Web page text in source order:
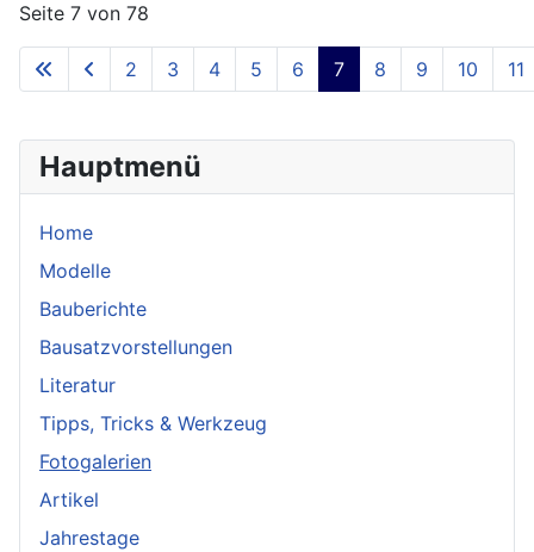
Hauptmenü
Home
Modelle
Bauberichte
Bausatzvorstellungen
Literatur
Tipps, Tricks & Werkzeug
Fotogalerien
Artikel
Jahrestage
Seite 7 von 78
2 3 4 5 6 7 8 9 10 11